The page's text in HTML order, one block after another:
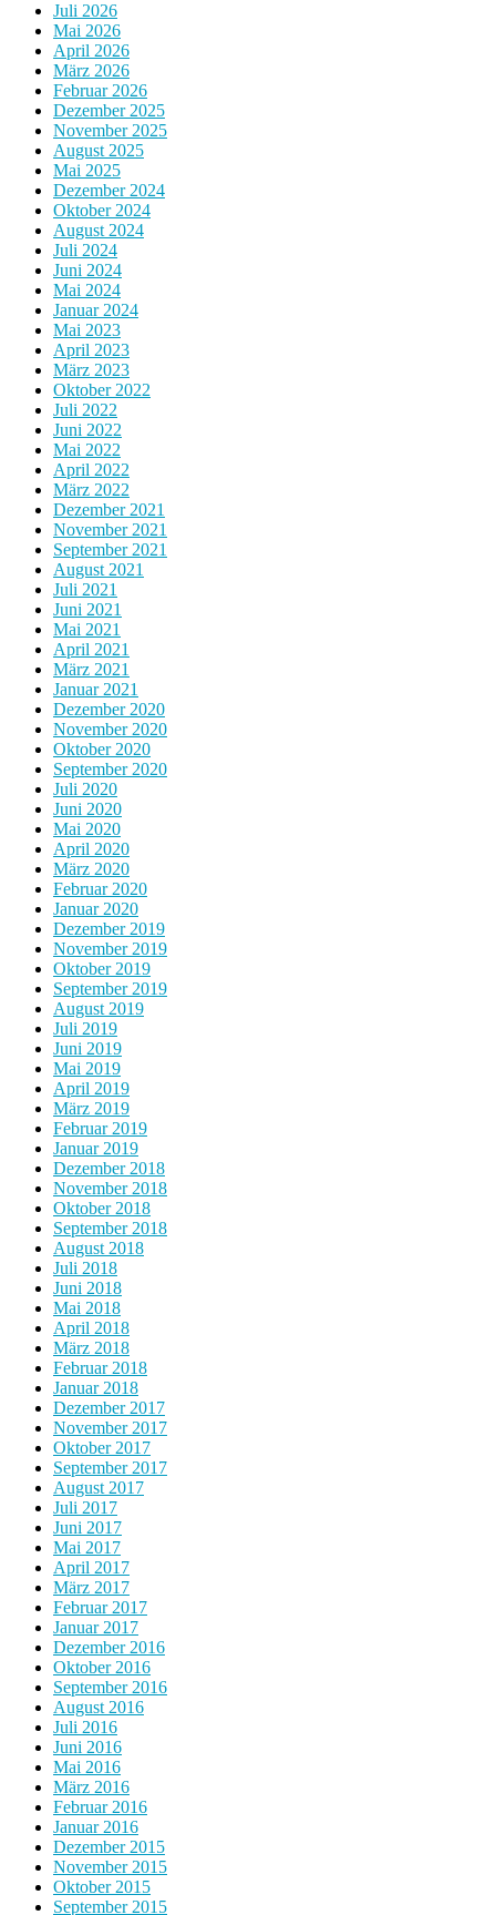
Juli 2026
Mai 2026
April 2026
März 2026
Februar 2026
Dezember 2025
November 2025
August 2025
Mai 2025
Dezember 2024
Oktober 2024
August 2024
Juli 2024
Juni 2024
Mai 2024
Januar 2024
Mai 2023
April 2023
März 2023
Oktober 2022
Juli 2022
Juni 2022
Mai 2022
April 2022
März 2022
Dezember 2021
November 2021
September 2021
August 2021
Juli 2021
Juni 2021
Mai 2021
April 2021
März 2021
Januar 2021
Dezember 2020
November 2020
Oktober 2020
September 2020
Juli 2020
Juni 2020
Mai 2020
April 2020
März 2020
Februar 2020
Januar 2020
Dezember 2019
November 2019
Oktober 2019
September 2019
August 2019
Juli 2019
Juni 2019
Mai 2019
April 2019
März 2019
Februar 2019
Januar 2019
Dezember 2018
November 2018
Oktober 2018
September 2018
August 2018
Juli 2018
Juni 2018
Mai 2018
April 2018
März 2018
Februar 2018
Januar 2018
Dezember 2017
November 2017
Oktober 2017
September 2017
August 2017
Juli 2017
Juni 2017
Mai 2017
April 2017
März 2017
Februar 2017
Januar 2017
Dezember 2016
Oktober 2016
September 2016
August 2016
Juli 2016
Juni 2016
Mai 2016
März 2016
Februar 2016
Januar 2016
Dezember 2015
November 2015
Oktober 2015
September 2015